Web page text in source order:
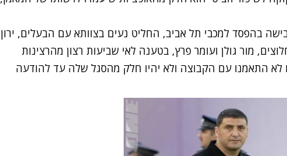
בהפסד למכבי תל אביב, החליט נעים בצוותא עם הבעלים, ירון
מור גולן ועומר פרץ, בטענה לאי שביעות רצון מהרצינות
לא התאמנו עם הקבוצה ולא יהיו חלק מהסגל שלה עד להודעה